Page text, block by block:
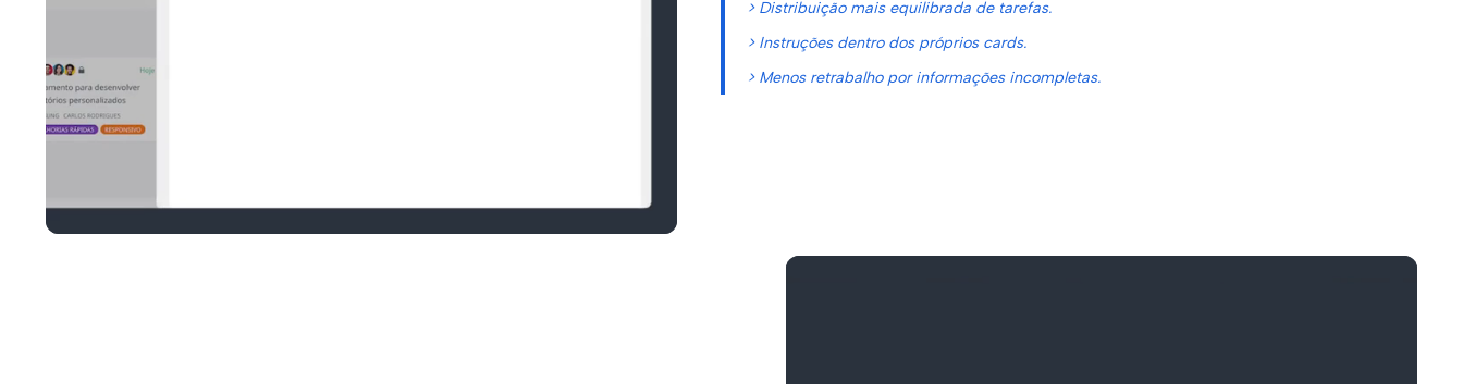
> Distribuição mais equilibrada de tarefas.
> Instruções dentro dos próprios cards.
> Menos retrabalho por informações incompletas.